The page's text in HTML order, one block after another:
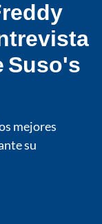
Suso's
mejores
su